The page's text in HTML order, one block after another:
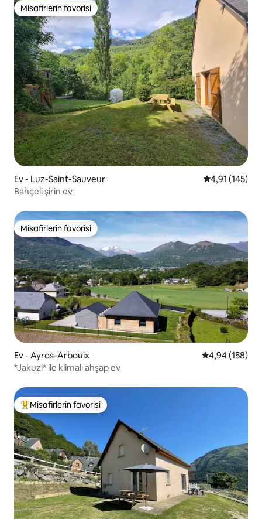
Misafirlerin favorisi
Misafirlerin favorisi
Ev - Luz-Saint-Sauveur 5 üzerinden
4,91 (145)
Bahçeli şirin ev
Misafirlerin favorisi
Misafirlerin favorisi
Ev - Ayros-Arbouix 5 üzerinden
4,94 (158)
*Jakuzi* ile klimalı ahşap ev
Misafirlerin favorilerinden en beğenilenler arasında
Misafirlerin favorisi